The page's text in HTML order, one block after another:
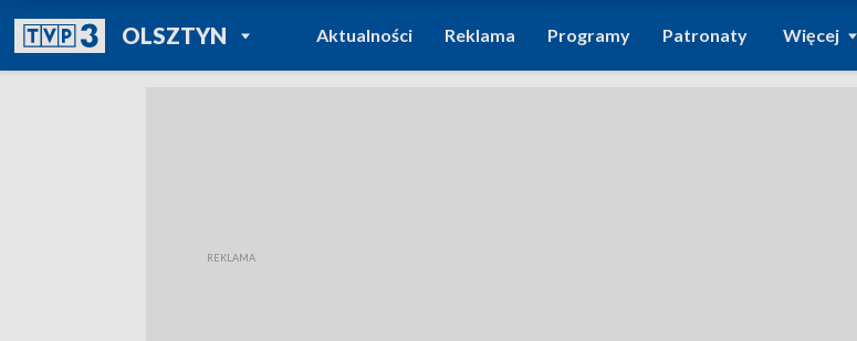
OLSZTYNPOWRÓT DO
TVP REGIONY
Aktualności Reklama Programy Patronaty Więcej